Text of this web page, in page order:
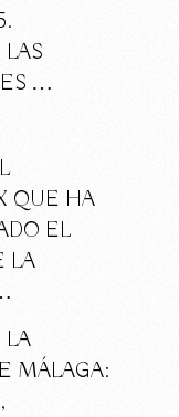
…
QUE HA
EL
LA
LA
MÁLAGA: